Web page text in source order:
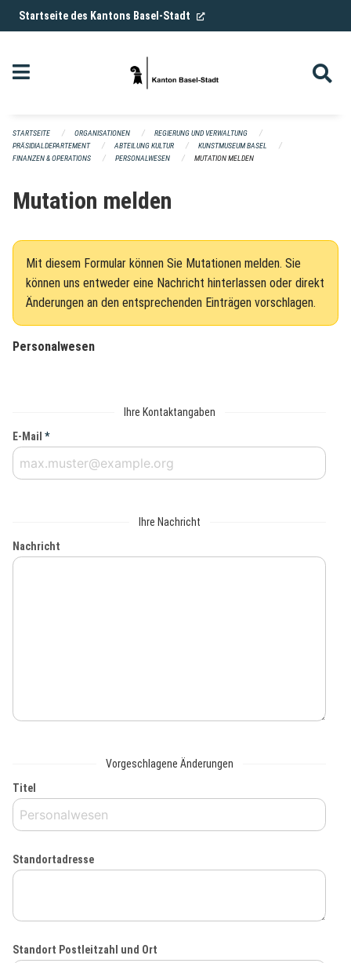
Navigation überspringen
Startseite des Kantons Basel-Stadt (External Link)
STARTSEITE ORGANISATIONEN
REGIERUNG UND VERWALTUNG
PRÄSIDIALDEPARTEMENT
ABTEILUNG KULTUR
KUNSTMUSEUM BASEL
FINANZEN & OPERATIONS
PERSONALWESEN MUTATION MELDEN
Mutation melden
Mit diesem Formular können Sie Mutationen melden. Sie
können uns entweder eine Nachricht hinterlassen oder direkt
Änderungen an den entsprechenden Einträgen vorschlagen.
Personalwesen
Ihre Kontaktangaben
E-Mail *
Ihre Nachricht
Nachricht
Vorgeschlagene Änderungen
Titel
Standortadresse
Standort Postleitzahl und Ort